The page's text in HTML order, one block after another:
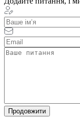
Продовжити